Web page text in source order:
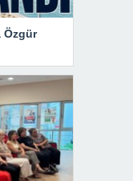
Özgür